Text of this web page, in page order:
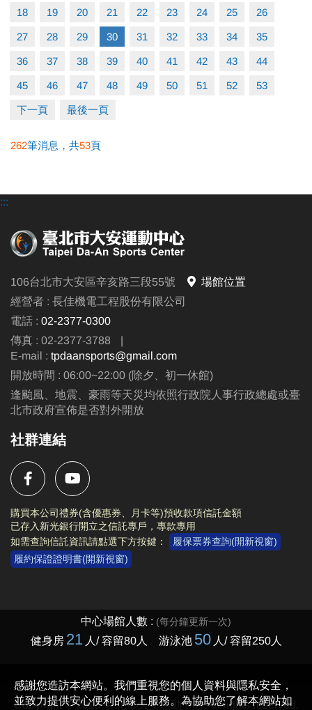
18 19 20 21 22 23 24 25 26
27 28 29 30 31 32 33 34 35
36 37 38 39 40 41 42 43 44
45 46 47 48 49 50 51 52 53
下一頁 最後一頁
262筆消息，共53頁
:::
106台北市大安區辛亥路三段55號
場館位置
經營者 : 長佳機電工程股份有限公司
電話 : 02-2377-0300
傳真 : 02-2377-3788
|
E-mail : tpdaansports@gmail.com
開放時間 : 06:00~22:00 (除夕、初一休館)
逢颱風、地震、豪雨等天災均依照行政院人事行政總處或臺
北市政府宣佈是否對外開放
社群連結
購買本公司禮券(含優惠券、月卡等)預收款項信託金額
已存入新光銀行開立之信託專戶，專款專用
如需查詢信託資訊請點選下方按鍵：
履保票券查詢(開新視窗)
履約保證證明書(開新視窗)
Copyright © 2023 臺北市大安運動中心 All rights reserved.